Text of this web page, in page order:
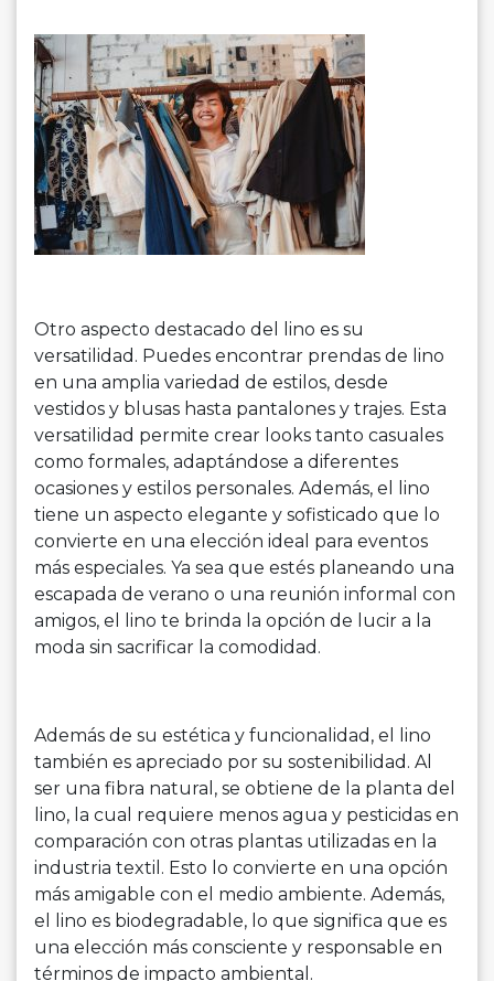
Otro aspecto destacado del lino es su
versatilidad. Puedes encontrar prendas de lino
en una amplia variedad de estilos, desde
vestidos y blusas hasta pantalones y trajes. Esta
versatilidad permite crear looks tanto casuales
como formales, adaptándose a diferentes
ocasiones y estilos personales. Además, el lino
tiene un aspecto elegante y sofisticado que lo
convierte en una elección ideal para eventos
más especiales. Ya sea que estés planeando una
escapada de verano o una reunión informal con
amigos, el lino te brinda la opción de lucir a la
moda sin sacrificar la comodidad.
Además de su estética y funcionalidad, el lino
también es apreciado por su sostenibilidad. Al
ser una fibra natural, se obtiene de la planta del
lino, la cual requiere menos agua y pesticidas en
comparación con otras plantas utilizadas en la
industria textil. Esto lo convierte en una opción
más amigable con el medio ambiente. Además,
el lino es biodegradable, lo que significa que es
una elección más consciente y responsable en
términos de impacto ambiental.